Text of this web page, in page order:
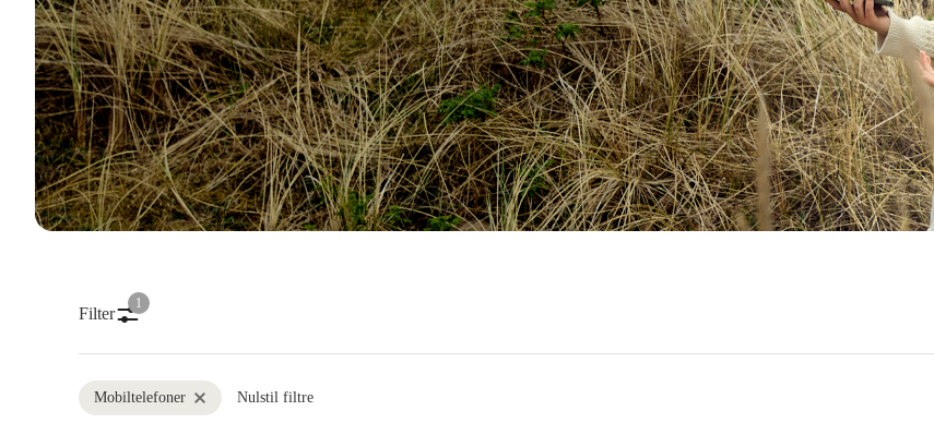
Filter
1
Mobiltelefoner Nulstil filtre